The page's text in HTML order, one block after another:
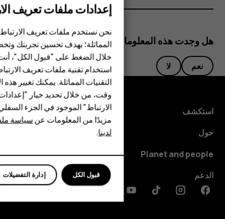
الهواتف الذكية
الهواتف المميزة
الأكسسوارات
HMD Terra M
HMD Watch
للأعمال
الأجهزة اللوحية
هل وجدت هذه المعلومات مفيدة؟
نعم لا
استكشف
حول
Planet and people
الدعم
Facebook
Instagram
Tiktok
Youtube
إعدادات ملفات تعريف
نحن نستخدم ملفات تعريف
المماثلة؛ بهدف تحسين تجربتك
خلال الضغط على "قبول الكل"،
استخدام تقنية ملفات تعريف
التقنيات المماثلة. يمكنك تغيير
وقت، من خلال تحديد خيار
الارتباط" الموجود في الجزء
مزيدًا من المعلومات عنسياسة
لدينا.
إدارة التفضيلات قبول الكل